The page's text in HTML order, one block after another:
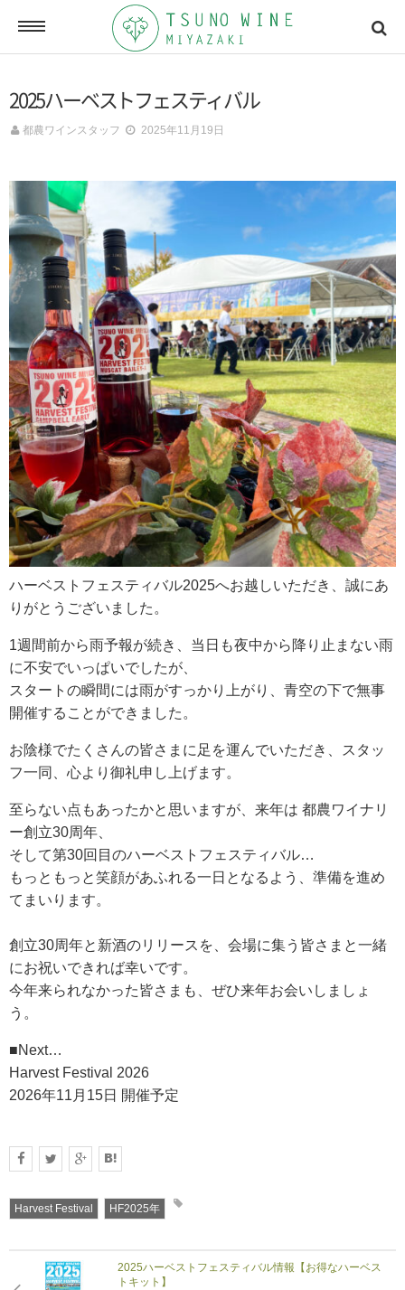
オンラインショッピング
NEWSLETTERS
メールマガジン
ACCESSMAP
アクセスマップ
CONTACT
お問い合わせ
RECRUIT
求人情報
DATA
会社概要
2025ハーベストフェスティバル
都農ワインスタッフ 2025年11月19日
ハーベストフェスティバル2025へお越しいただき、誠にあ
りがとうございました。
1週間前から雨予報が続き、当日も夜中から降り止まない雨
に不安でいっぱいでしたが、
スタートの瞬間には雨がすっかり上がり、青空の下で無事
開催することができました。
お陰様でたくさんの皆さまに足を運んでいただき、スタッ
フ一同、心より御礼申し上げます。
至らない点もあったかと思いますが、来年は 都農ワイナリ
ー創立30周年、
そして第30回目のハーベストフェスティバル…
もっともっと笑顔があふれる一日となるよう、準備を進め
てまいります。
創立30周年と新酒のリリースを、会場に集う皆さまと一緒
にお祝いできれば幸いです。
今年来られなかった皆さまも、ぜひ来年お会いしましょ
う。
■Next…
Harvest Festival 2026
2026年11月15日 開催予定
Harvest Festival HF2025年
2025ハーベストフェスティバル情報【お得なハーベス
トキット】